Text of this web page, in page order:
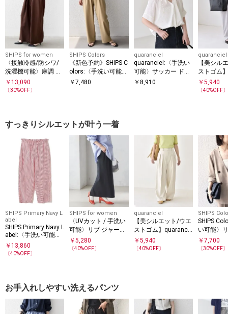
SHIPS for women
〈接触冷感/防シワ/
洗濯機可能〉麻調 ウ
エスト リボン インタ
ック イージー パンツ
￥ 13,090
〔30%OFF〕
SHIPS Colors
《新色予約》SHIPS C
olors:〈手洗い可能〉
PL/PU イージー パン
￥7,480
quaranciel
quaranciel:〈手洗い
可能〉サッカー ドロ
ストカラー スキッパ
￥ 8,910
quaranciel
【美シル
ストゴム
l:〈通気
速乾〉イ
￥5,940
〔40%OFF〕
すっきりシルエットが叶う一着
SHIPS Primary Navy L
abel
SHIPS Primary Navy L
abel:〈手洗い可能〉
綿 ナイロン ストライ
プ パンツ
￥ 13,860
〔40%OFF〕
SHIPS for women
〈UVカット / 手洗い
可能〉リブ ジャージ
ー 2WAY ストレッチ
スカート
￥5,280
〔40%OFF〕
quaranciel
【美シルエット/ウエ
ストゴム】quarancie
l:〈通気性/遮熱/吸水
速乾〉イージー タッ
￥ 5,940
〔40%OFF〕
SHIPS
SHIPS
い可能〉
ク ベルテ
ット◇
￥7,700
〔30%OFF〕
お手入れしやすい洗えるパンツ